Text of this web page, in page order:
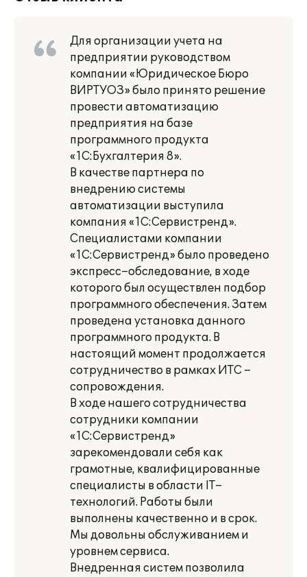
Для организации учета на
предприятии руководством
компании «Юридическое Бюро
ВИРТУОЗ» было принято решение
провести автоматизацию
предприятия на базе
программного продукта
«1С:Бухгалтерия 8».
В качестве партнера по
внедрению системы
автоматизации выступила
компания «1С:Сервистренд».
Специалистами компании
«1С:Сервистренд» было проведено
экспресс–обследование, в ходе
которого был осуществлен подбор
программного обеспечения. Затем
проведена установка данного
программного продукта. В
настоящий момент продолжается
сотрудничество в рамках ИТС –
сопровождения.
В ходе нашего сотрудничества
сотрудники компании
«1С:Сервистренд»
зарекомендовали себя как
грамотные, квалифицированные
специалисты в области IT–
технологий. Работы были
выполнены качественно и в срок.
Мы довольны обслуживанием и
уровнем сервиса.
Внедренная систем позволила